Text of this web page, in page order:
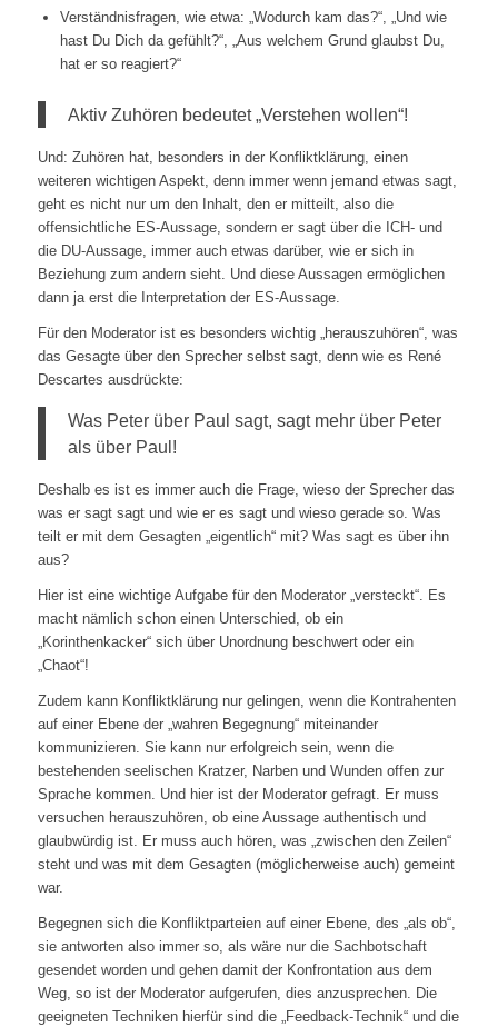
Verständnisfragen, wie etwa: „Wodurch kam das?“, „Und wie
hast Du Dich da gefühlt?“, „Aus welchem Grund glaubst Du,
hat er so reagiert?“
Aktiv Zuhören bedeutet „Verstehen wollen“!
Und: Zuhören hat, besonders in der Konfliktklärung, einen
weiteren wichtigen Aspekt, denn immer wenn jemand etwas sagt,
geht es nicht nur um den Inhalt, den er mitteilt, also die
offensichtliche ES-Aussage, sondern er sagt über die ICH- und
die DU-Aussage, immer auch etwas darüber, wie er sich in
Beziehung zum andern sieht. Und diese Aussagen ermöglichen
dann ja erst die Interpretation der ES-Aussage.
Für den Moderator ist es besonders wichtig „herauszuhören“, was
das Gesagte über den Sprecher selbst sagt, denn wie es René
Descartes ausdrückte:
Was Peter über Paul sagt, sagt mehr über Peter
als über Paul!
Deshalb es ist es immer auch die Frage, wieso der Sprecher das
was er sagt sagt und wie er es sagt und wieso gerade so. Was
teilt er mit dem Gesagten „eigentlich“ mit? Was sagt es über ihn
aus?
Hier ist eine wichtige Aufgabe für den Moderator „versteckt“. Es
macht nämlich schon einen Unterschied, ob ein
„Korinthenkacker“ sich über Unordnung beschwert oder ein
„Chaot“!
Zudem kann Konfliktklärung nur gelingen, wenn die Kontrahenten
auf einer Ebene der „wahren Begegnung“ miteinander
kommunizieren. Sie kann nur erfolgreich sein, wenn die
bestehenden seelischen Kratzer, Narben und Wunden offen zur
Sprache kommen. Und hier ist der Moderator gefragt. Er muss
versuchen herauszuhören, ob eine Aussage authentisch und
glaubwürdig ist. Er muss auch hören, was „zwischen den Zeilen“
steht und was mit dem Gesagten (möglicherweise auch) gemeint
war.
Begegnen sich die Konfliktparteien auf einer Ebene, des „als ob“,
sie antworten also immer so, als wäre nur die Sachbotschaft
gesendet worden und gehen damit der Konfrontation aus dem
Weg, so ist der Moderator aufgerufen, dies anzusprechen. Die
geeigneten Techniken hierfür sind die „Feedback-Technik“ und die